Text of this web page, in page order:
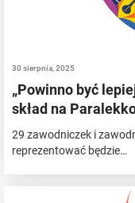
30 sierpnia, 2025
„Powinno być
skład na
29 zawodniczek i
reprezentować będzie…